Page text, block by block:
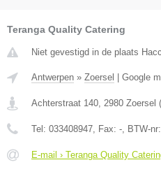
Teranga Quality Catering
Niet gevestigd in de plaats
Antwerpen » Zoersel | Google
Achterstraat 140 2980 Zoersel (
Tel: 033408947 , Fax: - , BTW-nr:
E-mail › Teranga Quality